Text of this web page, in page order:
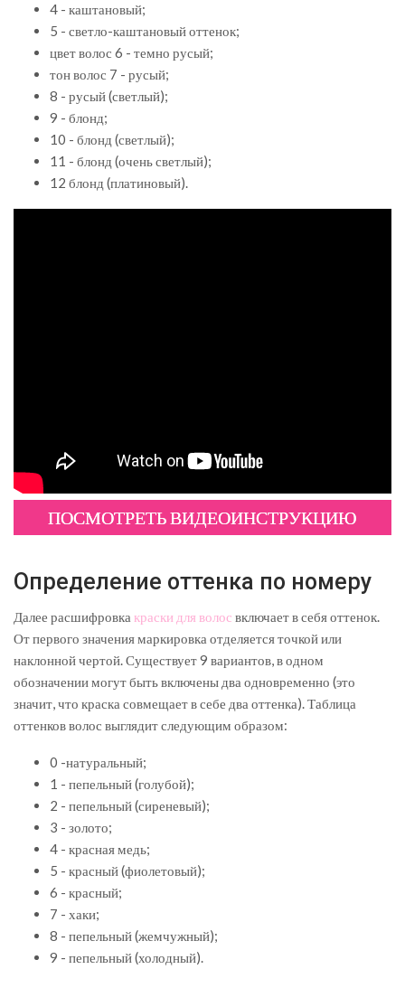
4 - каштановый;
5 - светло-каштановый оттенок;
цвет волос 6 - темно русый;
тон волос 7 - русый;
8 - русый (светлый);
9 - блонд;
10 - блонд (светлый);
11 - блонд (очень светлый);
12 блонд (платиновый).
ПОСМОТРЕТЬ ВИДЕОИНСТРУКЦИЮ
Определение оттенка по номеру
Далее расшифровка краски для волос включает в себя оттенок.
От первого значения маркировка отделяется точкой или
наклонной чертой. Существует 9 вариантов, в одном
обозначении могут быть включены два одновременно (это
значит, что краска совмещает в себе два оттенка). Таблица
оттенков волос выглядит следующим образом:
0 -натуральный;
1 - пепельный (голубой);
2 - пепельный (сиреневый);
3 - золото;
4 - красная медь;
5 - красный (фиолетовый);
6 - красный;
7 - хаки;
8 - пепельный (жемчужный);
9 - пепельный (холодный).